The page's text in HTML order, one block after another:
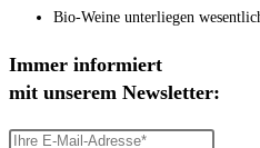
Bio-Weine unterliegen
Immer informiert
mit unserem Newsletter: